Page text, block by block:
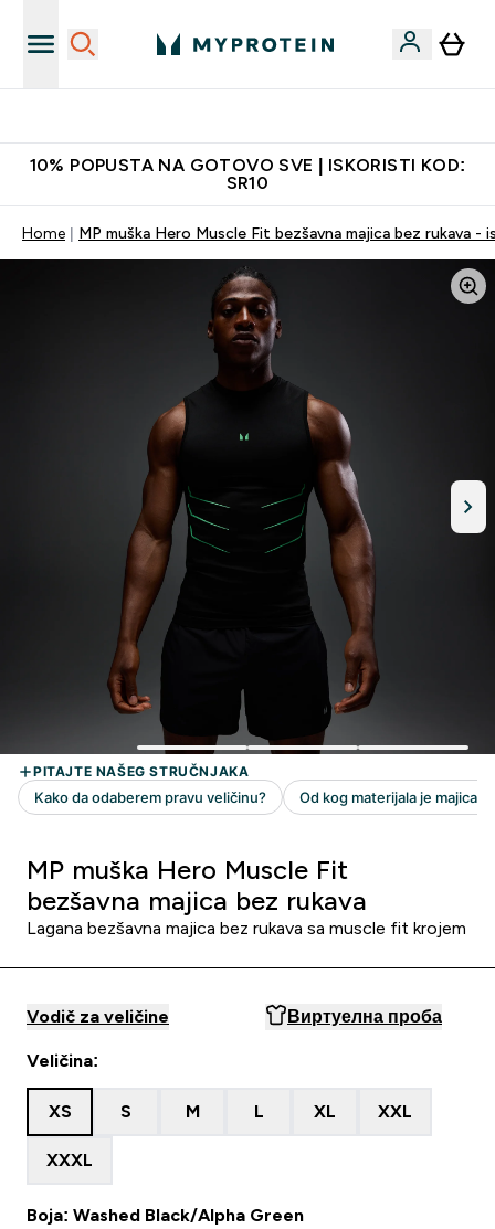
10% POPUSTA NA GOTOVO SVE | ISKORISTI KOD:
SR10
Home MP muška Hero Muscle Fit bezšavna majica bez rukava -
MP muška Hero Muscle Fit
bezšavna majica bez rukava
Lagana bezšavna majica bez rukava sa muscle fit krojem
Vodič za veličine Виртуелна проба
Veličina:
XS S M L XL XXL
XXXL
Boja: Washed Black/Alpha Green